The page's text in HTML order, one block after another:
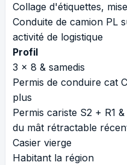
Collage d'étiquettes,
Conduite de camion PL
activité de logistique
Profil
3 x 8 & samedis
Permis de conduire cat
plus
Permis cariste S2 + R1
du mât rétractable
Casier vierge
Habitant la région